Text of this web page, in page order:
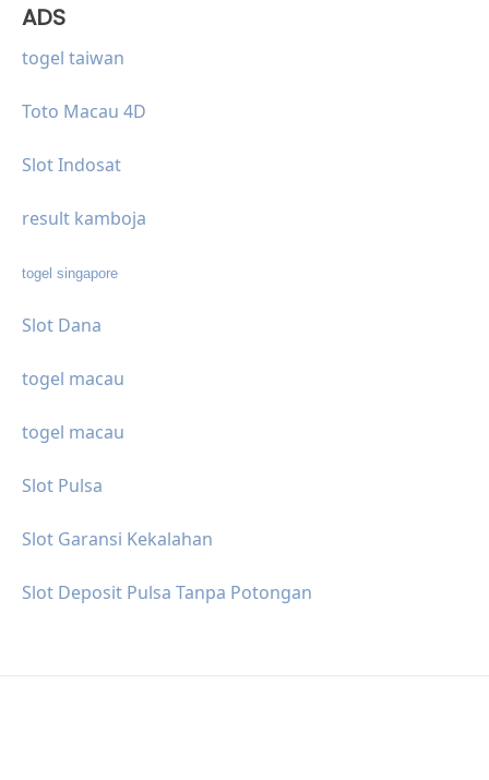
ADS
togel taiwan
Toto Macau 4D
Slot Indosat
result kamboja
togel singapore
Slot Dana
togel macau
togel macau
Slot Pulsa
Slot Garansi Kekalahan
Slot Deposit Pulsa Tanpa Potongan